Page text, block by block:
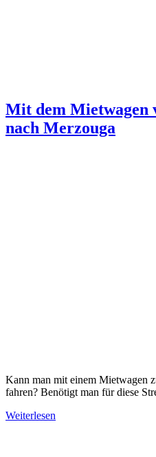
Mit dem Mietwagen
nach Merzouga
Kann man mit einem Mietwagen
fahren? Benötigt man für diese
Weiterlesen